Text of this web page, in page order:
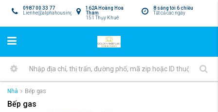
8 sáng tới 6 chiều
Tất cả các ngày
162A Hoàng Hoa
Thám
151 Thụy Khuê
0987 00 33 77
Lienhe@alphahousing.vn
Nhà Bếp gas
Bếp gas